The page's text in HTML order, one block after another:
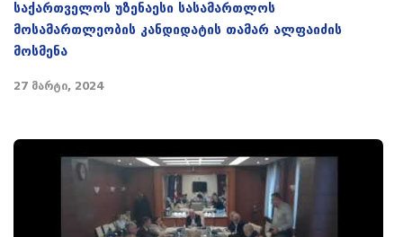
საქართველოს უზენაესი სასამართლოს
მოსამართლეობის კანდიდატის თამარ ალფაიძის
მოსმენა
27 მარტი, 2024